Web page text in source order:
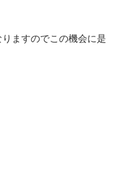
ますのでこの機会に是